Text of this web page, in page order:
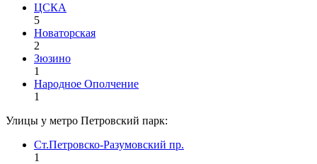
ЦСКА
5
Новаторская
2
Зюзино
1
Народное Ополчение
1
Улицы у метро Петровский парк:
Ст.Петровско-Разумовский пр.
1